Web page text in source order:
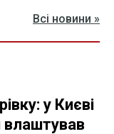
Всі новини »
у Києві
влаштував